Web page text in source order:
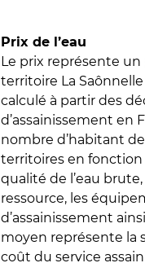
Prix de l’eau
Le prix représente
territoire La
calculé à partir des
d’assainissement en
nombre d’habitant
territoires en
qualité de l’eau
ressource, les
d’assainissement
moyen représente la
coût du service